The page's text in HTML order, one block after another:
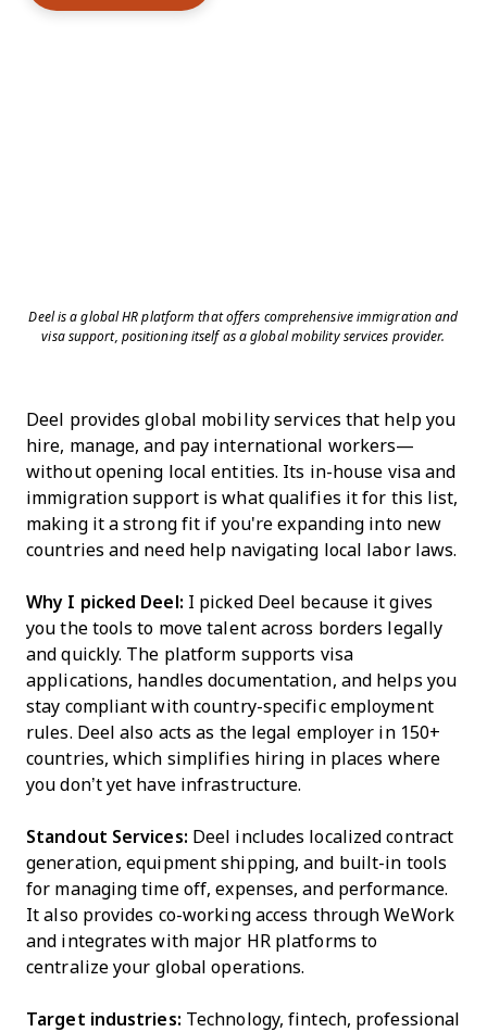
Deel is a global HR platform that offers comprehensive immigration and
visa support, positioning itself as a global mobility services provider.
Deel provides global mobility services that help you
hire, manage, and pay international workers—
without opening local entities. Its in-house visa and
immigration support is what qualifies it for this list,
making it a strong fit if you're expanding into new
countries and need help navigating local labor laws.
Why I picked Deel: I picked Deel because it gives
you the tools to move talent across borders legally
and quickly. The platform supports visa
applications, handles documentation, and helps you
stay compliant with country-specific employment
rules. Deel also acts as the legal employer in 150+
countries, which simplifies hiring in places where
you don’t yet have infrastructure.
Standout Services: Deel includes localized contract
generation, equipment shipping, and built-in tools
for managing time off, expenses, and performance.
It also provides co-working access through WeWork
and integrates with major HR platforms to
centralize your global operations.
Target industries: Technology, fintech, professional